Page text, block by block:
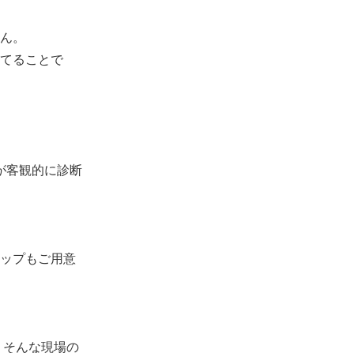
。
ることで
客観的に診断
プもご用意
んな現場の